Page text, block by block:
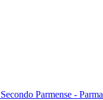
Parmense - Parma